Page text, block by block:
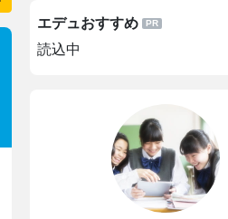
エデュおすすめ
読込中